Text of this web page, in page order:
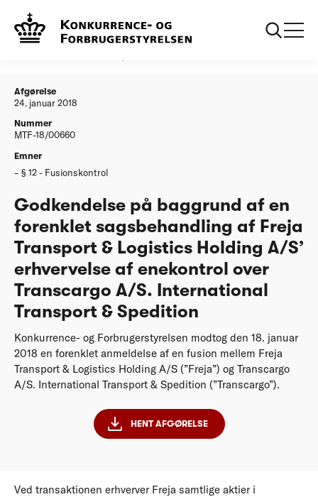
Afgørelser
- Logistics Holding AS erhvervelse af enekontrol
over Transcargo AS. International Transport -
Afgørelse
24. januar 2018
Nummer
MTF-18/00660
Emner
§ 12 - Fusionskontrol
Godkendelse på baggrund af en
forenklet sagsbehandling af Freja
Transport & Logistics Holding A/S’
erhvervelse af enekontrol over
Transcargo A/S. International
Transport & Spedition
Konkurrence- og Forbrugerstyrelsen modtog den 18. januar
2018 en forenklet anmeldelse af en fusion mellem Freja
Transport & Logistics Holding A/S (”Freja”) og Transcargo
A/S. International Transport & Spedition (”Transcargo”).
HENT AFGØRELSE
Ved transaktionen erhverver Freja samtlige aktier i